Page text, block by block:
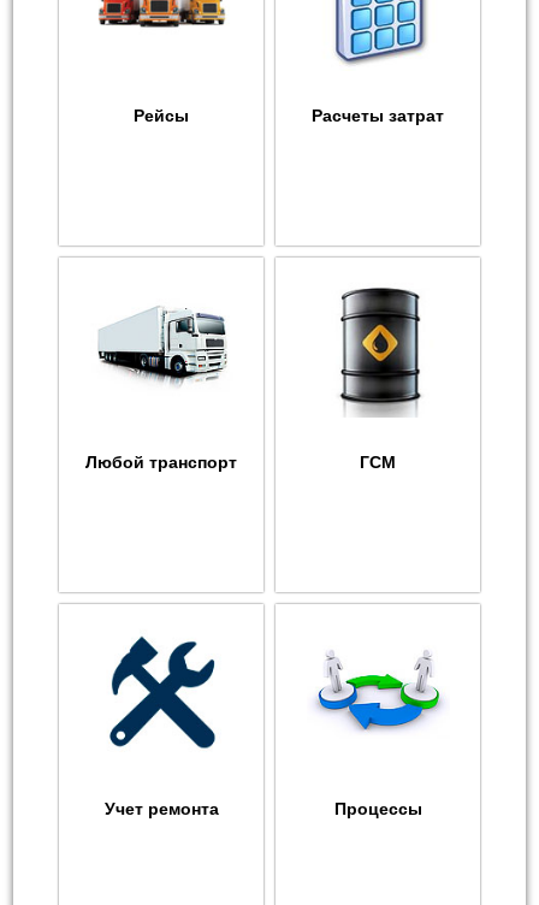
Рейсы Расчеты затрат
Любой транспорт ГСМ
Учет ремонта Процессы